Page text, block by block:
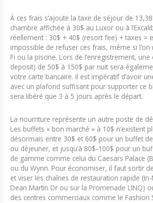
À ces frais s’ajoute la taxe de séjour de
chambre affichée à 30$ au Luxor ou à
réellement : 30$ + 40$ (resort fee) + taxes =
impossible de refuser ces frais, même si l’on
Fi ou la piscine. Lors de l’enregistrement, une
deposit) de 50$ à 150$ par nuit sera
votre carte bancaire. Il est impératif d’avoir
avec un plafond suffisant pour supporter ce
sera libéré que 3 à 5 jours après le départ.
La nourriture représente un autre poste de
Les buffets « bon marché » à 10$ n’existent
désormais entre 30$ et 60$ pour un buffet
ou déjeuner, et jusqu’à 80$-100$ pour un
de gamme comme celui du Caesars Palace
ou du Wynn. Pour économiser, il faut sortir
et viser les chaînes de restauration rapide
Dean Martin Dr ou sur la Promenade LINQ)
des centres commerciaux comme le Fashion